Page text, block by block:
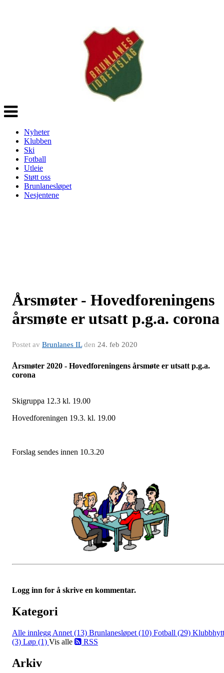
Veksle
navigasjon
Nyheter
Klubben
Ski
Fotball
Utleie
Støtt oss
Brunlanesløpet
Nesjentene
Årsmøter - Hovedforeningens
årsmøte er utsatt p.g.a. corona
Postet av Brunlanes ILden 24. feb 2020
Årsmøter 2020 - Hovedforeningens årsmøte er utsatt p.g.a.
corona
Skigruppa 12.3 kl. 19.00
Hovedforeningen 19.3. kl. 19.00
Forslag sendes innen 10.3.20
Logg inn for å skrive en kommentar.
Kategori
Alle innlegg Annet (13) Brunlanesløpet (10) Fotball (29)
(3) Løp (1) Vis alle RSS
Arkiv